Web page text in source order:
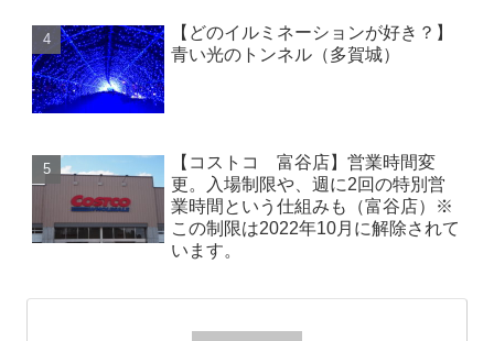
【どのイルミネーションが好き？】
青い光のトンネル（多賀城）
【コストコ 富谷店】営業時間変
更。入場制限や、週に2回の特別営
業時間という仕組みも（富谷店）※
この制限は2022年10月に解除されて
います。